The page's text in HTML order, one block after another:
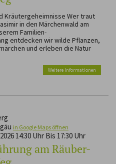
Kräutergeheimnisse Wer traut
in den Märchenwald am
Familien-
entdecken wir wilde Pflanzen,
und erleben die Natur
Weitere Informationen
in Google Maps öffnen
14:30 Uhr Bis 17:30 Uhr
am Räuber-